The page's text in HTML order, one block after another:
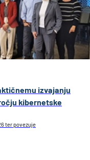
izvajanju
kibernetske
ter povezuje